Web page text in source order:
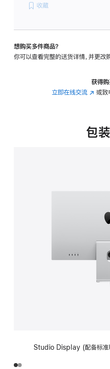
收藏
想购买多件商品？
你可以查看完整的送货详情，并更改
获得购
立即在线交流 (在
中
或致
包
Studio Display (配备标准